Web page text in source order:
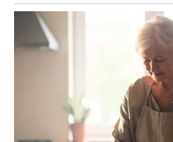
30 g tamne čokolade
30 ml vruće mliječne kreme
Zagrijte rernu na 180°C. Pleh
papirom za pečenje.
U većoj posudi umutite bjelanjke